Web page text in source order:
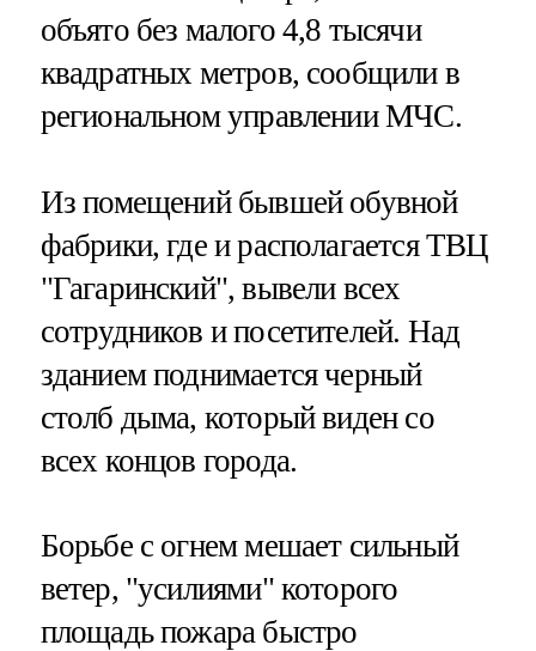
объято без малого 4,8 тысячи
квадратных метров, сообщили в
региональном управлении МЧС.
Из помещений бывшей обувной
фабрики, где и располагается ТВЦ
"Гагаринский", вывели всех
сотрудников и посетителей. Над
зданием поднимается черный
столб дыма, который виден со
всех концов города.
Борьбе с огнем мешает сильный
ветер, "усилиями" которого
площадь пожара быстро